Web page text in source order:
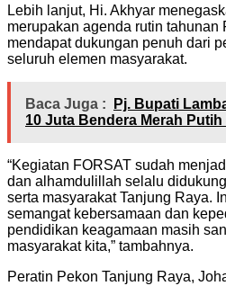
Lebih lanjut, Hi. Akhyar
merupakan agenda rutin tahunan
mendapat dukungan penuh dari
seluruh elemen masyarakat.
Baca Juga :
Pj. Bupati
10 Juta Bendera Merah
“Kegiatan FORSAT sudah
dan alhamdulillah selalu
serta masyarakat Tanjung Raya.
semangat kebersamaan dan
pendidikan keagamaan masih
masyarakat kita,” tambahnya.
Peratin Pekon Tanjung Raya,